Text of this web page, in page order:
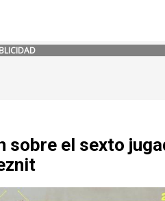
sobre el sexto